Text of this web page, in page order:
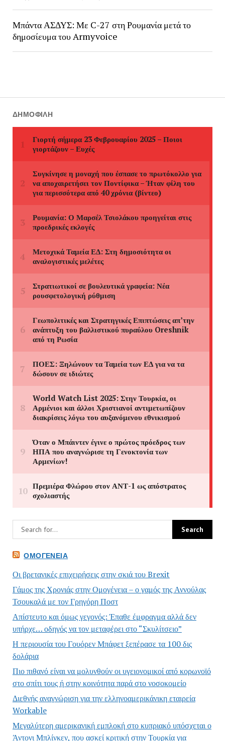
Μπάντα ΑΣΔΥΣ: Με C-27 στη Ρουμανία μετά το
δημοσίευμα του Armyvoice
ΔΗΜΟΦΙΛΉ
ΟΜΟΓΈΝΕΙΑ
Οι βρετανικές επιχειρήσεις στην σκιά του Brexit
Γάμος της Χρονιάς στην Ομογένεια – ο γαμός της Αννούλας
Τσουκαλά με τον Γρηγόρη Ποστ
Απίστευτο και όμως γεγονός: Έπαθε έμφραγμα αλλά δεν
υπήρχε… οδηγός να τον μεταφέρει στο “Σκυλίτσειο”
Η περιουσία του Γουόρεν Μπάφετ ξεπέρασε τα 100 δις
δολάρια
Πιο πιθανό είναι να μολυνθούν οι υγειονομικοί από κορωνοϊό
στο σπίτι τους ή στην κοινότητα παρά στο νοσοκομείο
Διεθνής αναγνώριση για την ελληνοαμερικάνικη εταιρεία
Workable
Μεγαλύτερη αμερικανική εμπλοκή στο κυπριακό υπόσχεται ο
Άντονι Μπλίνκεν, που ασκεί κριτική στην Τουρκία για